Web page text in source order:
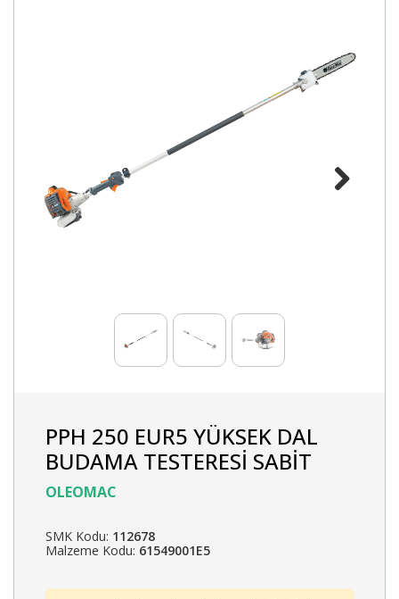
PPH 250 EUR5 YÜKSEK DAL
BUDAMA TESTERESİ SABİT
OLEOMAC
SMK Kodu: 112678
Malzeme Kodu: 61549001E5